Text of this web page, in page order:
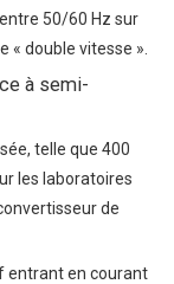
50/60 Hz sur
double vitesse ».
à semi-
telle que 400
les laboratoires
de
entrant en courant